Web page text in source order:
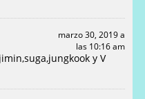
marzo 30, 2019 a
las 10:16 am
y V